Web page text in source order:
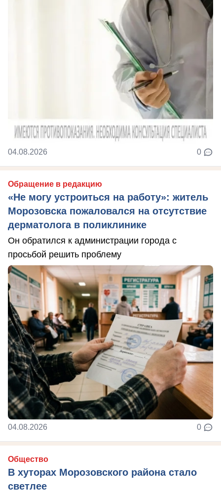
04.08.2026 0
Обращение в редакцию
«Не могу устроиться на работу»: житель
Морозовска пожаловался на отсутствие
дерматолога в поликлинике
Он обратился к администрации города с
просьбой решить проблему
04.08.2026 0
Общество
В хуторах Морозовского района стало
светлее